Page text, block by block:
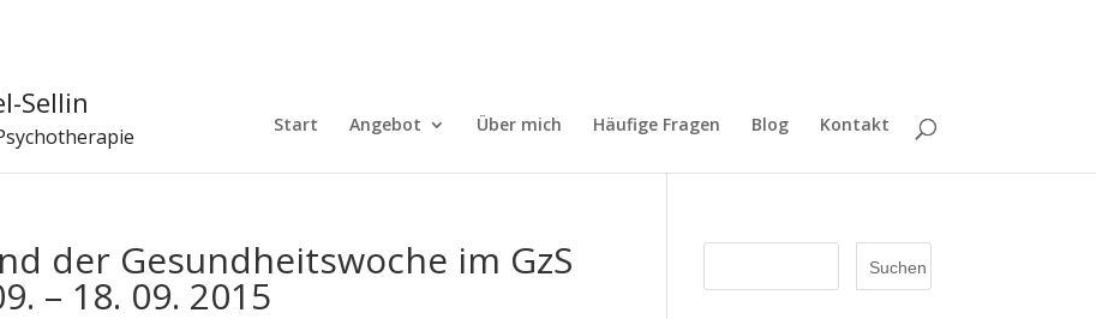
Sellin
Start Angebot Über mich Häufige Fragen Blog Kontakt
der Gesundheitswoche im GzS
– 18. 09. 2015